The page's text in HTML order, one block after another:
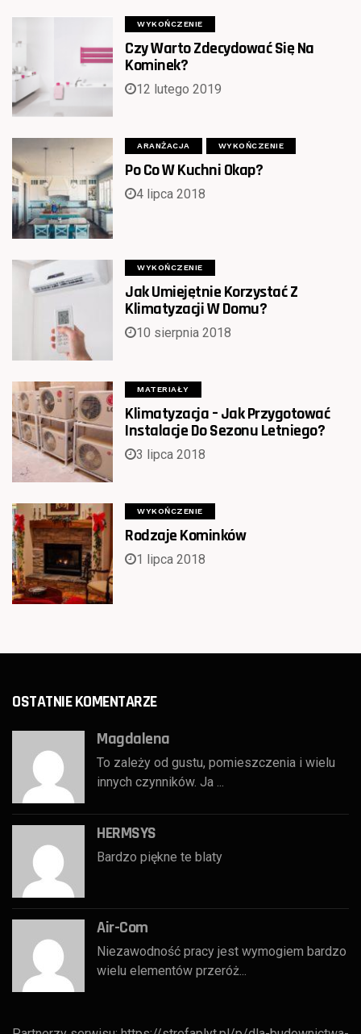
WYKOŃCZENIE
Czy Warto Zdecydować Się Na
Kominek?
12 lutego 2019
ARANŻACJA WYKOŃCZENIE
Po Co W Kuchni Okap?
4 lipca 2018
WYKOŃCZENIE
Jak Umiejętnie Korzystać Z
Klimatyzacji W Domu?
10 sierpnia 2018
MATERIAŁY
Klimatyzacja – Jak Przygotować
Instalacje Do Sezonu Letniego?
3 lipca 2018
WYKOŃCZENIE
Rodzaje Kominków
1 lipca 2018
OSTATNIE KOMENTARZE
Magdalena
To zależy od gustu, pomieszczenia i wielu
innych czynników. Ja ...
HERMSYS
Bardzo piękne te blaty
Air-Com
Niezawodność pracy jest wymogiem bardzo
wielu elementów przeróż...